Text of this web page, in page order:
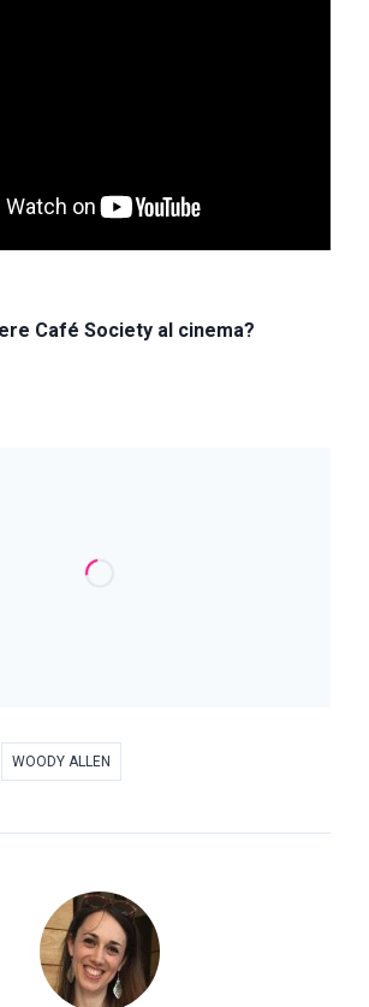
Café Society al cinema?
WOODY ALLEN